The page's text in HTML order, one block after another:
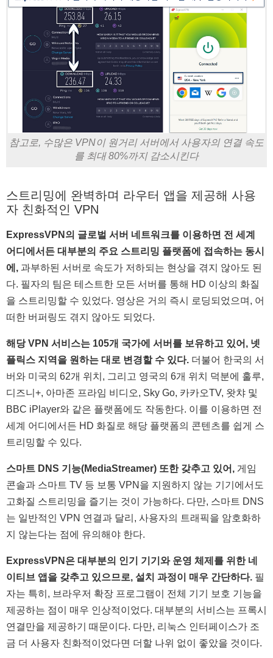
참고로, 수많은 VPN이 원거리 서버에서 사용자의 연결 속도
를 최대 80%까지 감소시킨다
스트리밍에 완벽하며 라우터 앱을 제공해 사용
자 친화적인 VPN
ExpressVPN의 글로벌 서버 네트워크를 이용하면 전 세계
어디에서든 대부분의 주요 스트리밍 플랫폼에 접속하는 동시
에, 과부하된 서버로 속도가 저하되는 현상을 겪지 않아도 된
다. 필자의 팀은 테스트한 모든 서버를 통해 HD 이상의 화질
을 스트리밍할 수 있었다. 영상은 거의 즉시 로딩되었으며, 어
떠한 버퍼링도 겪지 않아도 되었다.
해당 VPN 서비스는 105개 국가에 서버를 보유하고 있어, 넷
플릭스 지역을 원하는 대로 변경할 수 있다. 더불어 한국의 서
버와 미국의 62개 위치, 그리고 영국의 6개 위치 덕분에 훌루,
디즈니+, 아마존 프라임 비디오, Sky Go, 카카오TV, 왓챠 및
BBC iPlayer와 같은 플랫폼에도 작동한다. 이를 이용하면 전
세계 어디에서든 HD 화질로 해당 플랫폼의 콘텐츠를 쉽게 스
트리밍할 수 있다.
스마트 DNS 기능(MediaStreamer) 또한 갖추고 있어, 게임
콘솔과 스마트 TV 등 보통 VPN을 지원하지 않는 기기에서도
고화질 스트리밍을 즐기는 것이 가능하다. 다만, 스마트 DNS
는 일반적인 VPN 연결과 달리, 사용자의 트래픽을 암호화하
지 않는다는 점에 유의해야 한다.
ExpressVPN은 대부분의 인기 기기와 운영 체제를 위한 네
이티브 앱을 갖추고 있으므로, 설치 과정이 매우 간단하다. 필
자는 특히, 브라우저 확장 프로그램이 전체 기기 보호 기능을
제공하는 점이 매우 인상적이었다. 대부분의 서비스는 프록시
연결만을 제공하기 때문이다. 다만, 리눅스 인터페이스가 조
금 더 사용자 친화적이었다면 더할 나위 없이 좋았을 것이다.